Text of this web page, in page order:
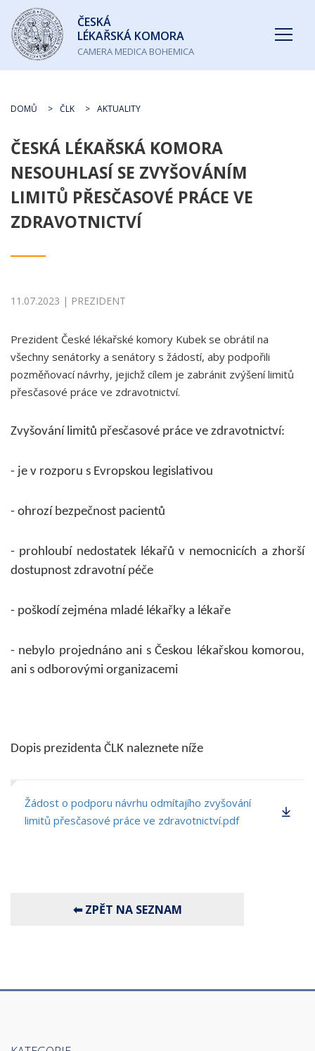
Česká
lékařská
komora
ČESKÁ
LÉKAŘSKÁ KOMORA
CAMERA MEDICA BOHEMICA
DOMŮ ČLK AKTUALITY
ČESKÁ LÉKAŘSKÁ KOMORA
NESOUHLASÍ SE ZVYŠOVÁNÍM
LIMITŮ PŘESČASOVÉ PRÁCE VE
ZDRAVOTNICTVÍ
11.07.2023 | PREZIDENT
Prezident České lékařské komory Kubek se obrátil na
všechny senátorky a senátory s žádostí, aby podpořili
pozměňovací návrhy, jejichž cílem je zabránit zvýšení limitů
přesčasové práce ve zdravotnictví.
Zvyšování limitů přesčasové práce ve zdravotnictví:
- je v rozporu s Evropskou legislativou
- ohrozí bezpečnost pacientů
- prohloubí nedostatek lékařů v nemocnicích a zhorší
dostupnost zdravotní péče
- poškodí zejména mladé lékařky a lékaře
- nebylo projednáno ani s Českou lékařskou komorou,
ani s odborovými organizacemi
Dopis prezidenta ČLK naleznete níže
Žádost o podporu návrhu odmítajího zvyšování
limitů přesčasové práce ve zdravotnictví.pdf